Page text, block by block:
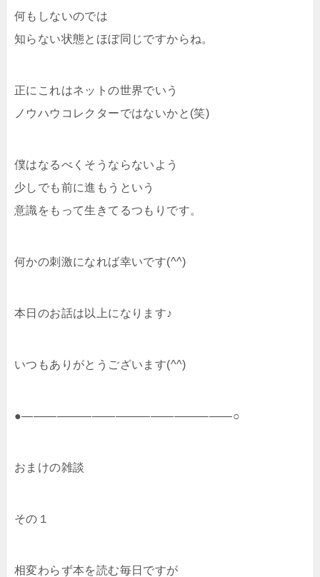
何もしないのでは
知らない状態とほぼ同じですからね。
正にこれはネットの世界でいう
ノウハウコレクターではないかと(笑)
僕はなるべくそうならないよう
少しでも前に進もうという
意識をもって生きてるつもりです。
何かの刺激になれば幸いです(^^)
本日のお話は以上になります♪
いつもありがとうございます(^^)
●――――――――――――――――――○
おまけの雑談
その１
相変わらず本を読む毎日ですが